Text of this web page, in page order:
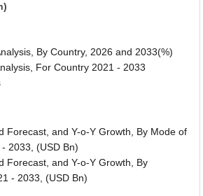
By Country, 2026 and 2033(%)
For Country 2021 - 2033
Forecast, and Y-o-Y Growth, By Mode of
2033, (USD Bn)
Forecast, and Y-o-Y Growth, By
- 2033, (USD Bn)